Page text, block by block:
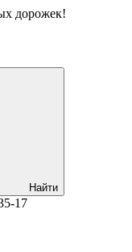
дорожек!
Найти
17